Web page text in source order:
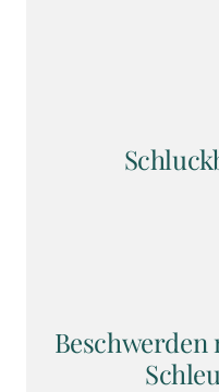
Beschwerden